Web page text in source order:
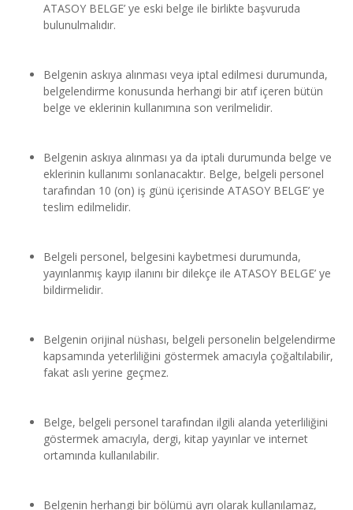
ATASOY BELGE’ ye eski belge ile birlikte başvuruda
bulunulmalıdır.
Belgenin askıya alınması veya iptal edilmesi durumunda,
belgelendirme konusunda herhangi bir atıf içeren bütün
belge ve eklerinin kullanımına son verilmelidir.
Belgenin askıya alınması ya da iptali durumunda belge ve
eklerinin kullanımı sonlanacaktır. Belge, belgeli personel
tarafından 10 (on) iş günü içerisinde ATASOY BELGE’ ye
teslim edilmelidir.
Belgeli personel, belgesini kaybetmesi durumunda,
yayınlanmış kayıp ilanını bir dilekçe ile ATASOY BELGE’ ye
bildirmelidir.
Belgenin orijinal nüshası, belgeli personelin belgelendirme
kapsamında yeterliliğini göstermek amacıyla çoğaltılabilir,
fakat aslı yerine geçmez.
Belge, belgeli personel tarafından ilgili alanda yeterliliğini
göstermek amacıyla, dergi, kitap yayınlar ve internet
ortamında kullanılabilir.
Belgenin herhangi bir bölümü ayrı olarak kullanılamaz,